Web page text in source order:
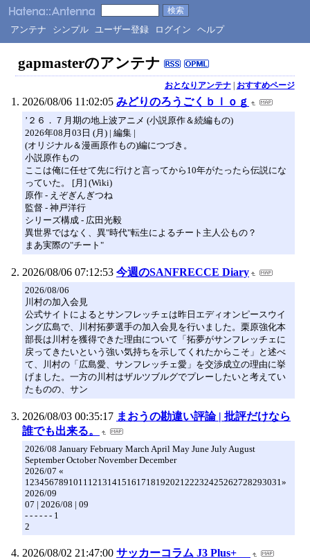
アンテナ シンプル ユーザー登録 ログイン ヘルプ
gapmasterのアンテナ
おとなりアンテナ| おすすめページ
2026/08/06 11:02:05 みどりのろうごくｂｌｏｇ
’２６．７月期の地上波アニメ (小説原作＆続編もの)
2026年08月03日 (月) | 編集 |
(オリジナル＆漫画原作もの)編につづき。
小説原作もの
ここは俺に任せて先に行けと言ってから10年がたったら伝説にな
っていた。 [月] (Wiki)
原作 - えぞぎんぎつね
監督 - 神戸洋行
シリーズ構成 - 広田光毅
異世界ではなく、異"時代"転生によるチート主人公もの？
まあ実際の"チート"
2026/08/06 07:12:53 今週のSANFRECCE Diary
2026/08/06
川村の加入会見
公式サイトによるとサンフレッチェは昨日エディオンピースウイ
ング広島で、川村拓夢選手の加入会見を行いました。栗原強化本
部長は川村を獲得できた理由について「拓夢がサンフレッチェに
戻ってきたいという強い気持ちを示してくれたからこそ」と述べ
て、川村の「広島愛、サンフレッチェ愛」を交渉成立の理由に挙
げました。一方の川村はザルツブルグでプレーしたいと考えてい
たものの、サン
2026/08/03 00:35:17 まおうの勘違い評論 | 批評だけなら
誰でも出来る。
2026/08 January February March April May June July August
September October November December
2026/07 «
12345678910111213141516171819202122232425262728293031»
2026/09
07 | 2026/08 | 09
- - - - - - 1
2
2026/08/02 21:47:00 サッカーコラム J3 Plus+